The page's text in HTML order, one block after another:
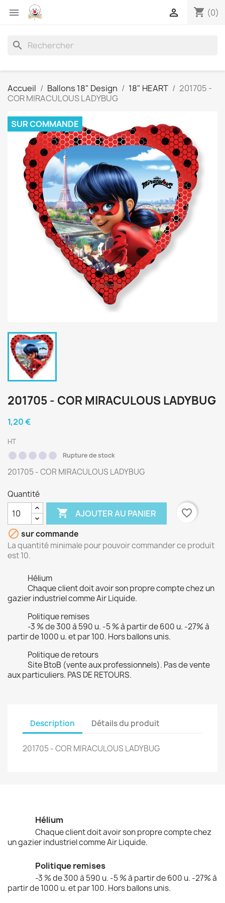
 shopping_cart (0)

search
Accueil Ballons 18" Design 18" HEART
201705 -
COR MIRACULOUS LADYBUG
SUR COMMANDE
201705 - COR MIRACULOUS LADYBUG
1,20 €
HT
Rupture de stock
201705 - COR MIRACULOUS LADYBUG
Quantité
 AJOUTER AU PANIER
favorite_border
 sur commande
La quantité minimale pour pouvoir commander ce produit
est 10.
Hélium
Chaque client doit avoir son propre compte chez un
gazier industriel comme Air Liquide.
Politique remises
-3 % de 300 à 590 u. -5 % à partir de 600 u. -27% à
partir de 1000 u. et par 100. Hors ballons unis.
Politique de retours
Site BtoB (vente aux professionnels). Pas de vente
aux particuliers. PAS DE RETOURS.
Description Détails du produit
201705 - COR MIRACULOUS LADYBUG
Hélium
Chaque client doit avoir son propre compte chez
un gazier industriel comme Air Liquide.
Politique remises
-3 % de 300 à 590 u. -5 % à partir de 600 u. -27% à
partir de 1000 u. et par 100. Hors ballons unis.